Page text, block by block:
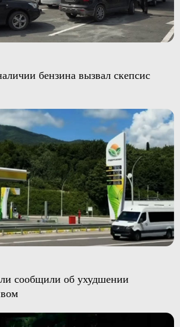
бензина вызвал скепсис
сообщили об ухудшении